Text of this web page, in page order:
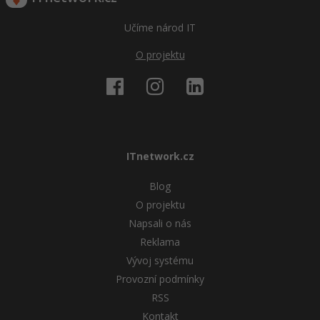
Učíme národ IT
O projektu
ITnetwork.cz
Blog
O projektu
Napsali o nás
Reklama
Vývoj systému
Provozní podmínky
RSS
Kontakt